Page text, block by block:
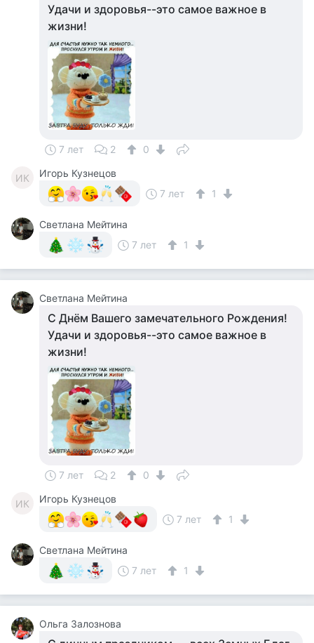
Удачи и здоровья--это самое важное в
жизни!
7 лет 2 0
ИК
Игорь Кузнецов
7 лет
1
Светлана Мейтина
7 лет
1
Светлана Мейтина
С Днём Вашего замечательного Рождения!
Удачи и здоровья--это самое важное в
жизни!
7 лет 2 0
ИК
Игорь Кузнецов
7 лет
1
Светлана Мейтина
7 лет
1
Ольга Залознова